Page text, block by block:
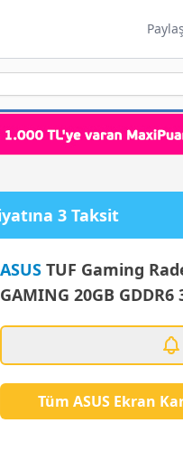
3 Taksit
ASUSTUF Gaming
GAMING 20GB
Tüm ASUS Ekran